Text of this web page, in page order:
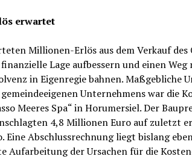
erwartet
Millionen-Erlös aus dem Verkauf
Lage aufbessern und einen Weg
in Eigenregie bahnen. Maßgebliche
gemeindeeigenen Unternehmens war die
Meeres Spa“ in Horumersiel. Der
4,8 Millionen Euro auf zuletzt
Eine Abschlussrechnung liegt bislang
Aufarbeitung der Ursachen für die